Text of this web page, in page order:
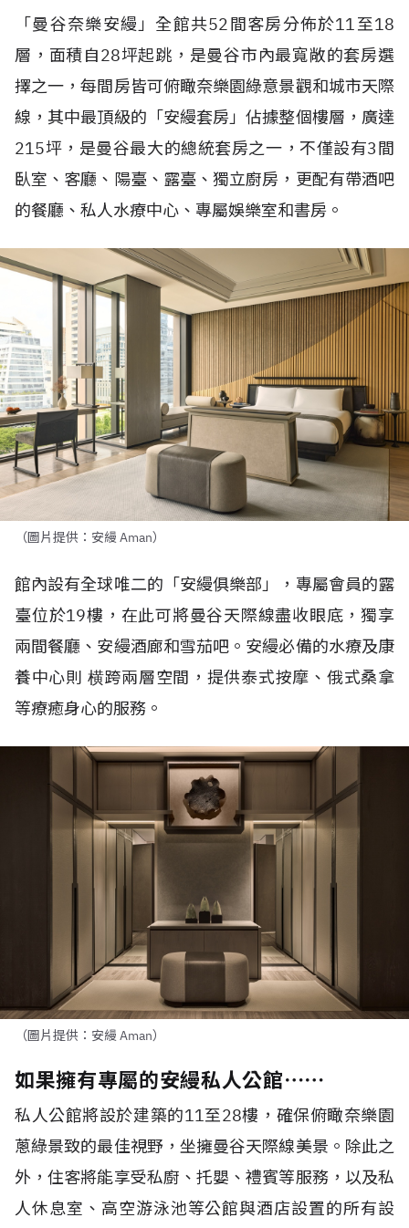
「曼谷奈樂安縵」全館共52間客房分佈於11至18
層，面積自28坪起跳，是曼谷市內最寬敞的套房選
擇之一，每間房皆可俯瞰奈樂園綠意景觀和城市天際
線，其中最頂級的「安縵套房」佔據整個樓層，廣達
215坪，是曼谷最大的總統套房之一，不僅設有3間
臥室、客廳、陽臺、露臺、獨立廚房，更配有帶酒吧
的餐廳、私人水療中心、專屬娛樂室和書房。
（圖片提供：安縵 Aman）
館內設有全球唯二的「安縵俱樂部」，專屬會員的露
臺位於19樓，在此可將曼谷天際線盡收眼底，獨享
兩間餐廳、安縵酒廊和雪茄吧。安縵必備的水療及康
養中心則 横跨兩層空間，提供泰式按摩、俄式桑拿
等療癒身心的服務。
（圖片提供：安縵 Aman）
如果擁有專屬的安縵私人公館⋯⋯
私人公館將設於建築的11至28樓，確保俯瞰奈樂園
蔥綠景致的最佳視野，坐擁曼谷天際線美景。除此之
外，住客將能享受私廚、托嬰、禮賓等服務，以及私
人休息室、高空游泳池等公館與酒店設置的所有設